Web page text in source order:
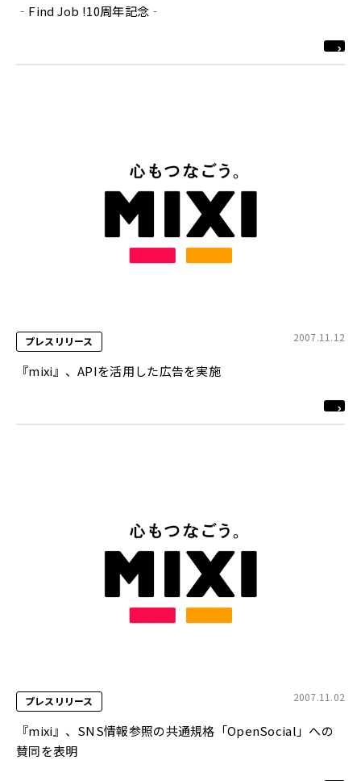
‐Find Job !10周年記念‐
プレスリリース 2007.11.12
『mixi』、APIを活用した広告を実施
プレスリリース 2007.11.02
『mixi』、SNS情報参照の共通規格「OpenSocial」への
賛同を表明